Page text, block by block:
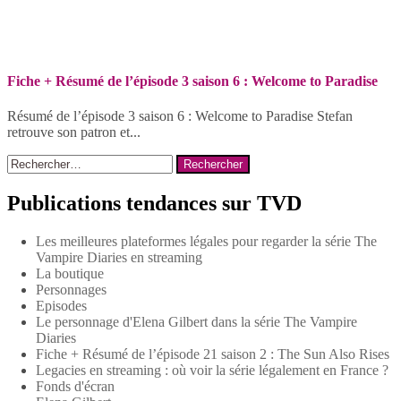
Fiche + Résumé de l’épisode 3 saison 6 : Welcome to Paradise
Résumé de l’épisode 3 saison 6 : Welcome to Paradise Stefan
retrouve son patron et...
Rechercher :
Publications tendances sur TVD
Les meilleures plateformes légales pour regarder la série The
Vampire Diaries en streaming
La boutique
Personnages
Episodes
Le personnage d'Elena Gilbert dans la série The Vampire
Diaries
Fiche + Résumé de l’épisode 21 saison 2 : The Sun Also Rises
Legacies en streaming : où voir la série légalement en France ?
Fonds d'écran